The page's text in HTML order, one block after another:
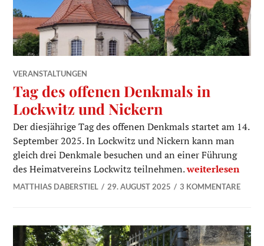
VERANSTALTUNGEN
Tag des offenen Denkmals in
Lockwitz und Nickern
Der diesjährige Tag des offenen Denkmals startet am 14.
September 2025. In Lockwitz und Nickern kann man
gleich drei Denkmale besuchen und an einer Führung
des Heimatvereins Lockwitz teilnehmen.Tag des offenen
weiterlesen
MATTHIAS DABERSTIEL 29. AUGUST 2025 3 KOMMENTARE